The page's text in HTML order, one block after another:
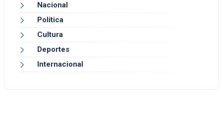
Nacional
Política
Cultura
Deportes
Internacional